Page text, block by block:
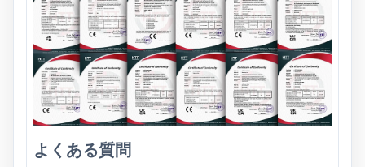
よくある質問